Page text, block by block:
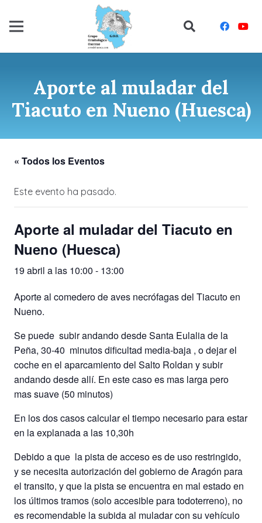
Aporte al muladar del
Tiacuto en Nueno (Huesca)
« Todos los Eventos
Este evento ha pasado.
Aporte al muladar del Tiacuto en
Nueno (Huesca)
19 abril a las 10:00 - 13:00
Aporte al comedero de aves necrófagas del Tiacuto en
Nueno.
Se puede subir andando desde Santa Eulalia de la
Peña, 30-40 minutos dificultad media-baja , o dejar el
coche en el aparcamiento del Salto Roldan y subir
andando desde allí. En este caso es mas larga pero
mas suave (50 minutos)
En los dos casos calcular el tiempo necesario para estar
en la explanada a las 10,30h
Debido a que la pista de acceso es de uso restringido,
y se necesita autorización del gobierno de Aragón para
el transito, y que la pista se encuentra en mal estado en
los últimos tramos (solo accesible para todoterreno), no
es recomendable la subida al muladar con su vehículo